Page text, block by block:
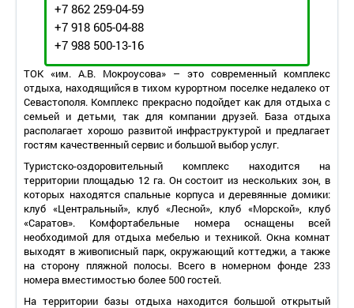
+7 862 259-04-59
+7 918 605-04-88
+7 988 500-13-16
ТОК «им. А.В. Мокроусова» – это современный комплекс
отдыха, находящийся в тихом курортном поселке недалеко от
Севастополя. Комплекс прекрасно подойдет как для отдыха с
семьей и детьми, так для компании друзей. База отдыха
располагает хорошо развитой инфраструктурой и предлагает
гостям качественный сервис и большой выбор услуг.
Туристско-оздоровительный комплекс находится на
территории площадью 12 га. Он состоит из нескольких зон, в
которых находятся спальные корпуса и деревянные домики:
клуб «Центральный», клуб «Лесной», клуб «Морской», клуб
«Саратов». Комфортабельные номера оснащены всей
необходимой для отдыха мебелью и техникой. Окна комнат
выходят в живописный парк, окружающий коттеджи, а также
на сторону пляжной полосы. Всего в номерном фонде 233
номера вместимостью более 500 гостей.
На территории базы отдыха находится большой открытый